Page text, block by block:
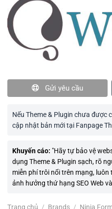
Gửi yêu cầu
Nếu Theme & Plugin chưa được
cập nhật bản mới tại Fanpage
Khuyến cáo: "Hãy tự bảo vệ
dụng Theme & Plugin sạch, rõ
miễn phí trôi nổi trên mạng,
ảnh hưởng thứ hạng SEO Web
Trang chủ / Brands / Ninja